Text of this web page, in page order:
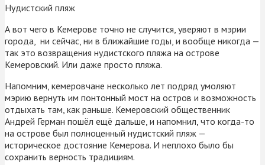
Нудистский пляж
А вот чего в Кемерове точно не случится, уверяют в мэрии
города, ни сейчас, ни в ближайшие годы, и вообще никогда —
так это возвращения нудистского пляжа на острове
Кемеровский. Или даже просто пляжа.
Напомним, кемеровчане несколько лет подряд умоляют
мэрию вернуть им понтонный мост на остров и возможность
отдыхать там, как раньше. Кемеровский общественник
Андрей Герман пошёл ещё дальше, и напомнил, что когда-то
на острове был полноценный нудистский пляж —
историческое достояние Кемерова. И неплохо было бы
сохранить верность традициям.